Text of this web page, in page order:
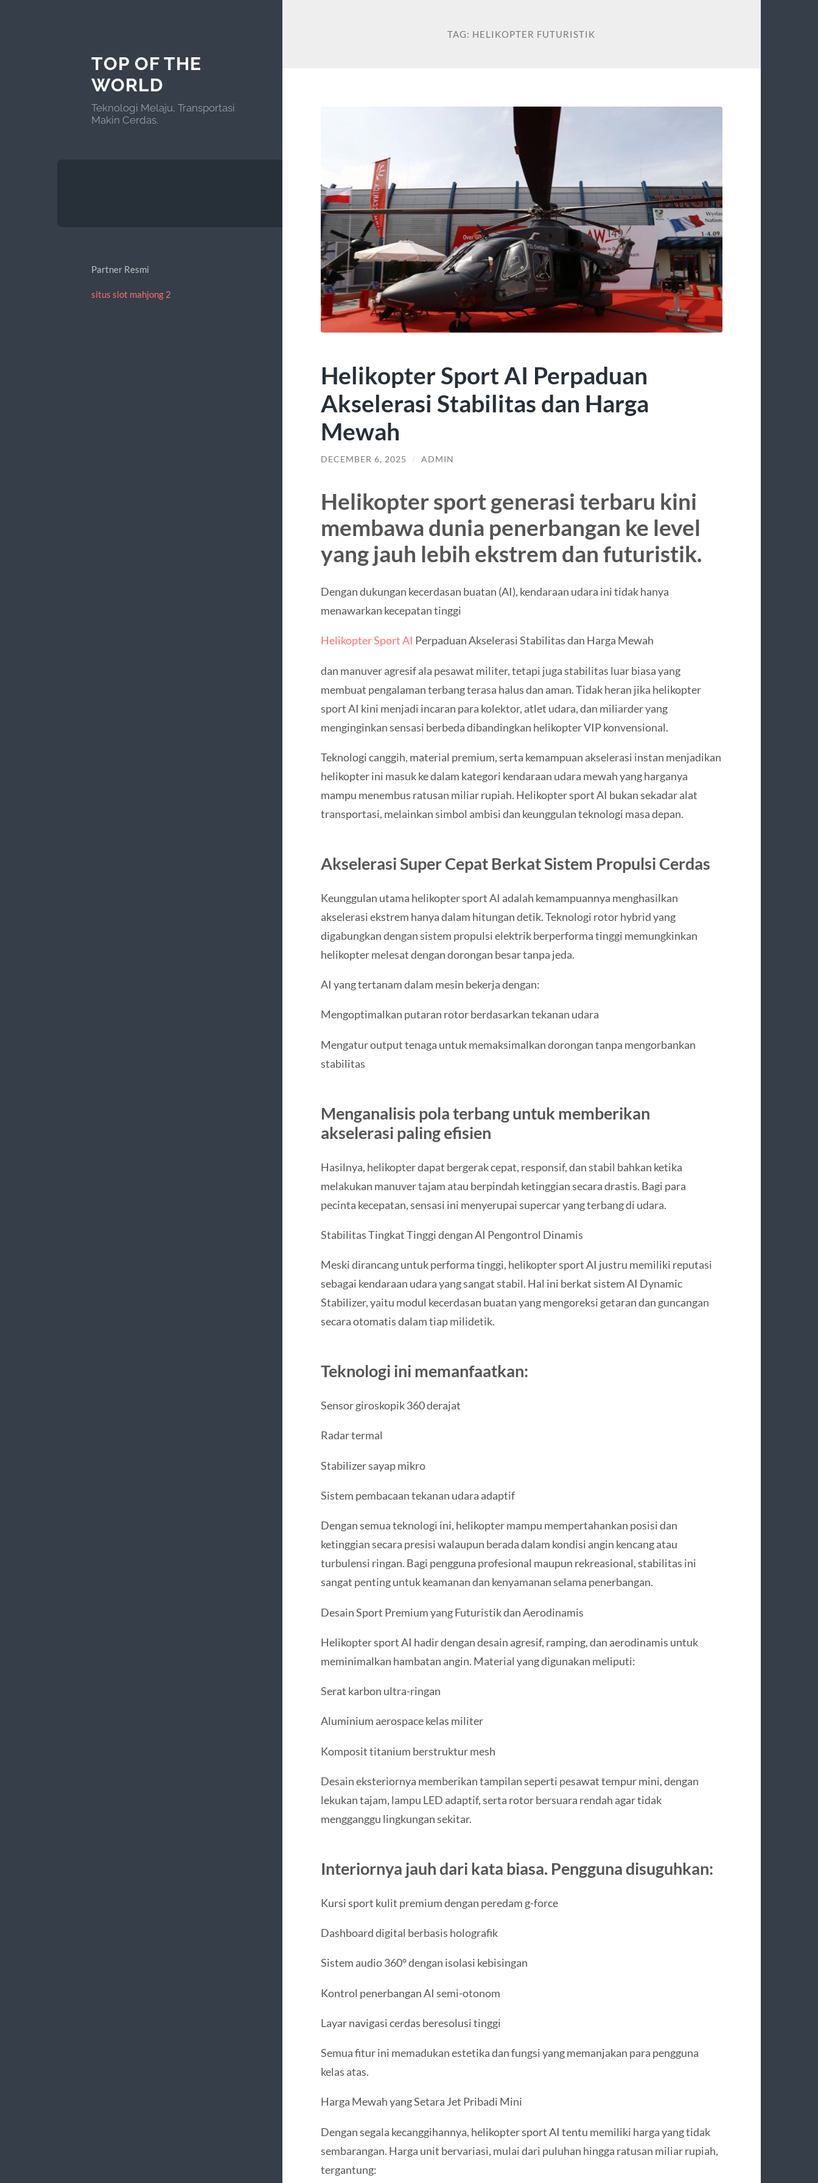
TOP OF THE
WORLD
Teknologi Melaju, Transportasi
Makin Cerdas.
Partner Resmi
situs slot mahjong 2
TAG: HELIKOPTER FUTURISTIK
Helikopter Sport AI Perpaduan
Akselerasi Stabilitas dan Harga
Mewah
DECEMBER 6, 2025 / ADMIN
Helikopter sport generasi terbaru kini
membawa dunia penerbangan ke level
yang jauh lebih ekstrem dan futuristik.
Dengan dukungan kecerdasan buatan (AI), kendaraan udara ini tidak hanya
menawarkan kecepatan tinggi
Helikopter Sport AI Perpaduan Akselerasi Stabilitas dan Harga Mewah
dan manuver agresif ala pesawat militer, tetapi juga stabilitas luar biasa yang
membuat pengalaman terbang terasa halus dan aman. Tidak heran jika helikopter
sport AI kini menjadi incaran para kolektor, atlet udara, dan miliarder yang
menginginkan sensasi berbeda dibandingkan helikopter VIP konvensional.
Teknologi canggih, material premium, serta kemampuan akselerasi instan menjadikan
helikopter ini masuk ke dalam kategori kendaraan udara mewah yang harganya
mampu menembus ratusan miliar rupiah. Helikopter sport AI bukan sekadar alat
transportasi, melainkan simbol ambisi dan keunggulan teknologi masa depan.
Akselerasi Super Cepat Berkat Sistem Propulsi Cerdas
Keunggulan utama helikopter sport AI adalah kemampuannya menghasilkan
akselerasi ekstrem hanya dalam hitungan detik. Teknologi rotor hybrid yang
digabungkan dengan sistem propulsi elektrik berperforma tinggi memungkinkan
helikopter melesat dengan dorongan besar tanpa jeda.
AI yang tertanam dalam mesin bekerja dengan:
Mengoptimalkan putaran rotor berdasarkan tekanan udara
Mengatur output tenaga untuk memaksimalkan dorongan tanpa mengorbankan
stabilitas
Menganalisis pola terbang untuk memberikan
akselerasi paling efisien
Hasilnya, helikopter dapat bergerak cepat, responsif, dan stabil bahkan ketika
melakukan manuver tajam atau berpindah ketinggian secara drastis. Bagi para
pecinta kecepatan, sensasi ini menyerupai supercar yang terbang di udara.
Stabilitas Tingkat Tinggi dengan AI Pengontrol Dinamis
Meski dirancang untuk performa tinggi, helikopter sport AI justru memiliki reputasi
sebagai kendaraan udara yang sangat stabil. Hal ini berkat sistem AI Dynamic
Stabilizer, yaitu modul kecerdasan buatan yang mengoreksi getaran dan guncangan
secara otomatis dalam tiap milidetik.
Teknologi ini memanfaatkan:
Sensor giroskopik 360 derajat
Radar termal
Stabilizer sayap mikro
Sistem pembacaan tekanan udara adaptif
Dengan semua teknologi ini, helikopter mampu mempertahankan posisi dan
ketinggian secara presisi walaupun berada dalam kondisi angin kencang atau
turbulensi ringan. Bagi pengguna profesional maupun rekreasional, stabilitas ini
sangat penting untuk keamanan dan kenyamanan selama penerbangan.
Desain Sport Premium yang Futuristik dan Aerodinamis
Helikopter sport AI hadir dengan desain agresif, ramping, dan aerodinamis untuk
meminimalkan hambatan angin. Material yang digunakan meliputi:
Serat karbon ultra-ringan
Aluminium aerospace kelas militer
Komposit titanium berstruktur mesh
Desain eksteriornya memberikan tampilan seperti pesawat tempur mini, dengan
lekukan tajam, lampu LED adaptif, serta rotor bersuara rendah agar tidak
mengganggu lingkungan sekitar.
Interiornya jauh dari kata biasa. Pengguna disuguhkan:
Kursi sport kulit premium dengan peredam g-force
Dashboard digital berbasis holografik
Sistem audio 360° dengan isolasi kebisingan
Kontrol penerbangan AI semi-otonom
Layar navigasi cerdas beresolusi tinggi
Semua fitur ini memadukan estetika dan fungsi yang memanjakan para pengguna
kelas atas.
Harga Mewah yang Setara Jet Pribadi Mini
Dengan segala kecanggihannya, helikopter sport AI tentu memiliki harga yang tidak
sembarangan. Harga unit bervariasi, mulai dari puluhan hingga ratusan miliar rupiah,
tergantung: